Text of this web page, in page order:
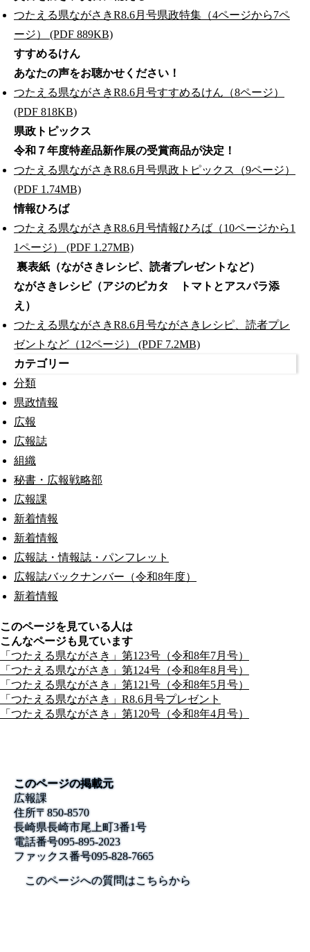
つたえる県ながさきR8.6月号県政特集（4ページから7ペ
ージ） (PDF 889KB)
すすめるけん
あなたの声をお聴かせください！
つたえる県ながさきR8.6月号すすめるけん（8ページ）
(PDF 818KB)
県政トピックス
令和７年度特産品新作展の受賞商品が決定！
つたえる県ながさきR8.6月号県政トピックス（9ページ）
(PDF 1.74MB)
情報ひろば
つたえる県ながさきR8.6月号情報ひろば（10ページから1
1ページ） (PDF 1.27MB)
裏表紙（ながさきレシピ、読者プレゼントなど）
ながさきレシピ（アジのピカタ トマトとアスパラ添
え）
つたえる県ながさきR8.6月号ながさきレシピ、読者プレ
ゼントなど（12ページ） (PDF 7.2MB)
カテゴリー
分類
県政情報
広報
広報誌
組織
秘書・広報戦略部
広報課
新着情報
新着情報
広報誌・情報誌・パンフレット
広報誌バックナンバー（令和8年度）
新着情報
このページを見ている人は
こんなページも見ています
「つたえる県ながさき」第123号（令和8年7月号）
「つたえる県ながさき」第124号（令和8年8月号）
「つたえる県ながさき」第121号（令和8年5月号）
「つたえる県ながさき」R8.6月号プレゼント
「つたえる県ながさき」第120号（令和8年4月号）
このページの掲載元
広報課
住所〒850-8570
長崎県長崎市尾上町3番1号
電話番号095-895-2023
ファックス番号095-828-7665
このページへの質問はこちらから